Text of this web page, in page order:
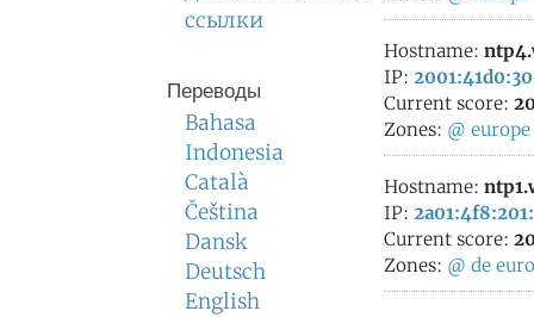
ссылки
Переводы
Bahasa
Indonesia
Català
Čeština
Dansk
Deutsch
English
Hostname:
IP:
Current score:
Zones: @ europe
Hostname:
IP:
Current score:
Zones: @ de